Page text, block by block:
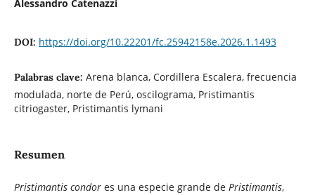
Alessandro Catenazzi
DOI: https://doi.org/10.22201/fc.25942158e.2026.1.1493
Palabras clave: Arena blanca, Cordillera Escalera, frecuencia
modulada, norte de Perú, oscilograma, Pristimantis
citriogaster, Pristimantis lymani
Resumen
Pristimantis condores una especie grande de Pristimantis,